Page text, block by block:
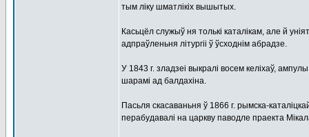
тым ліку шматлікіх вышытых.
Касьцёл служыў ня толькі каталікам, але й
адпраўленьня літургіі ў ўсходнім абрадзе.
У 1843 г. зладзеі выкралі восем келіхаў,
шарамі ад балдахіна.
Пасьля скасаваньня ў 1866 г. рымска-
перабудавалі на царкву паводле праекта